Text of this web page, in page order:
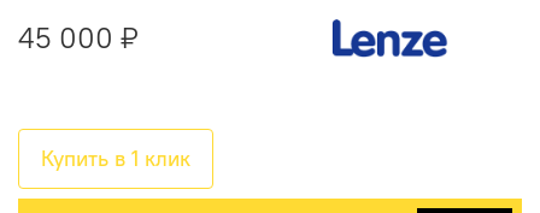
45 000 ₽
Купить в 1 клик